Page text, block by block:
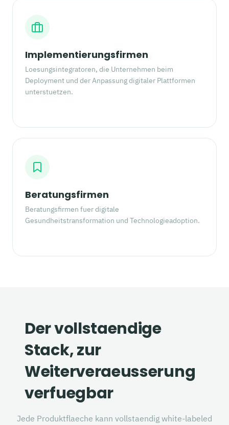
Implementierungsfirmen
Loesungsintegratoren, die Unternehmen beim
Deployment und der Anpassung digitaler Plattformen
unterstuetzen.
Beratungsfirmen
Beratungsfirmen fuer digitale
Gesundheitstransformation und Technologieadoption.
Der vollstaendige
Stack, zur
Weiterveraeusserung
verfuegbar
Jede Produktflaeche kann vollstaendig white-labeled